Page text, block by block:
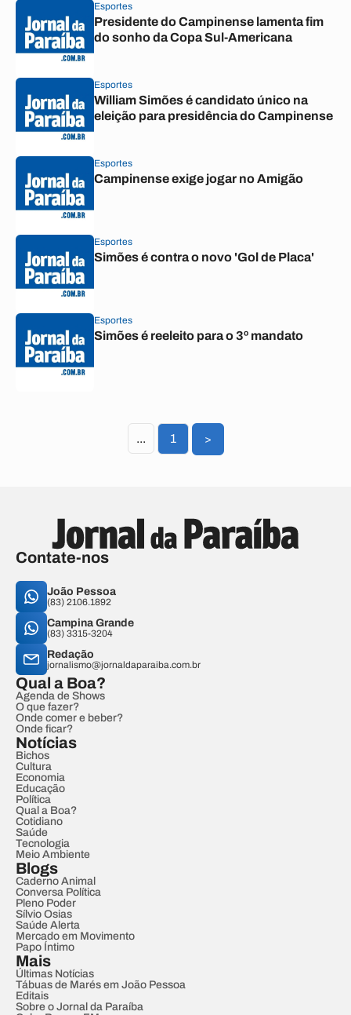
Esportes
Presidente do Campinense lamenta fim
do sonho da Copa Sul-Americana
Esportes
William Simões é candidato único na
eleição para presidência do Campinense
Esportes
Campinense exige jogar no Amigão
Esportes
Simões é contra o novo 'Gol de Placa'
Esportes
Simões é reeleito para o 3º mandato
... 1 >
Contate-nos
João Pessoa
(83) 2106.1892
Campina Grande
(83) 3315-3204
Redação
jornalismo@jornaldaparaiba.com.br
Qual a Boa?
Agenda de Shows
O que fazer?
Onde comer e beber?
Onde ficar?
Notícias
Bichos
Cultura
Economia
Educação
Política
Qual a Boa?
Cotidiano
Saúde
Tecnologia
Meio Ambiente
Blogs
Caderno Animal
Conversa Política
Pleno Poder
Sílvio Osias
Saúde Alerta
Mercado em Movimento
Papo Íntimo
Mais
Últimas Notícias
Tábuas de Marés em João Pessoa
Editais
Sobre o Jornal da Paraíba